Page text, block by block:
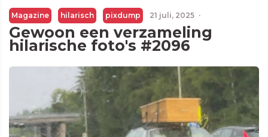
Magazine hilarisch pixdump 21 juli, 2025 ·
Gewoon een verzameling
hilarische foto's #2096